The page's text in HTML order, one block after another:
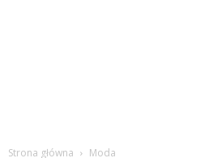
Strona główna Moda